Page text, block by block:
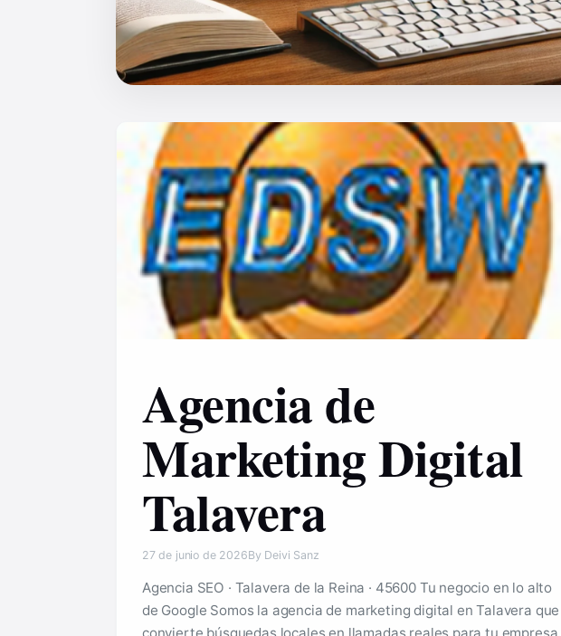
Agencia de
Marketing Digital
Talavera
27 de junio de 2026By Deivi Sanz
Agencia SEO · Talavera de la Reina · 45600 Tu negocio en lo alto
de Google Somos la agencia de marketing digital en Talavera que